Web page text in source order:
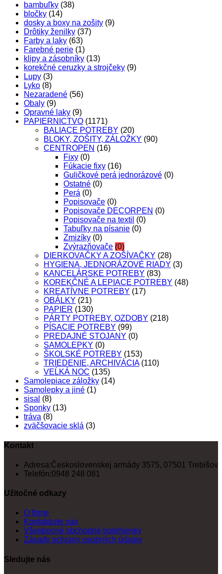
bambuľky (38)
bločky (14)
dosky a boxy na zošity (9)
Drôtiky ženilky (37)
Farby a laky (63)
Farebné perie (1)
klipy a zásobníky (13)
korekčné ceruzky a strojčeky (9)
Lupy (3)
Lyko (8)
Nezaradené (56)
Obaly (9)
Opravné laky (9)
PAPIERNICTVO (1171)
BALIACE POTREBY (20)
BLOKY, ZOŠITY, ZÁLOŽKY (90)
CENTROPEN (16)
Fixy (0)
Fúkacie fixy (16)
Guličkové perá jednorázové (0)
Ostatné (0)
Perá (0)
Popisovače (0)
Popisovače DECORPEN (0)
Popisovače na textil (0)
Tabuľky na písanie (0)
Zmizíky (0)
Zvýrazňovače (0)
DIERKOVAČKY A ZOŠÍVAČKY (28)
HYGIENA, JEDNORÁZOVÉ RIADY (3)
KANCELÁRSKE POTREBY (83)
KOREKČNÉ A LEPIACE POTREBY (48)
KREATÍVNE POTREBY (17)
OBÁLKY (21)
PAPIER (130)
PÁRTY POTREBY, OZDOBY (218)
PÍSACIE POTREBY (99)
PREDAJNÉ STOJANY (0)
SAMOLEPKY (0)
ŠKOLSKÉ POTREBY (153)
TRIEDENIE, ARCHIVÁCIA (110)
VEĹKÁ NOC (135)
Samolepiace záložky (14)
Samolepky a jiné (1)
sisal (8)
Sponky (13)
tráva (8)
zväčšovacie sklá (3)
Kontakt
Adresa:Československej armády 3575, 07501 Trebišov
Telefón:0948 248 081
Užitočné odkazy
O firme
Kontaktujte nás
Všeobecné obchodné podmienky
Zásady ochrany osobných údajov
Sledujte nás